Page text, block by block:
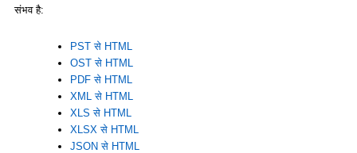
संभव है:
PST से HTML
OST से HTML
PDF से HTML
XML से HTML
XLS से HTML
XLSX से HTML
JSON से HTML